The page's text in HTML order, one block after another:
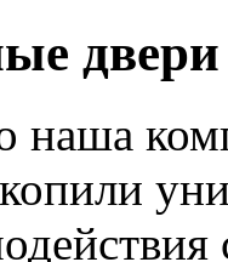
двери
наша